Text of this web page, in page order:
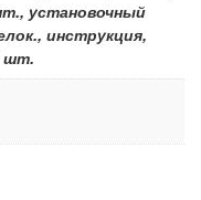
установочный
инструкция,
шт.